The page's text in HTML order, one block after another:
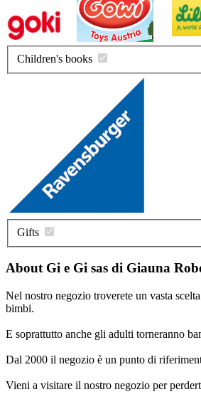
Children's books
Gifts
About Gi e Gi sas di Giauna
Nel nostro negozio troverete un vasta
bimbi.
E soprattutto anche gli adulti torneranno
Dal 2000 il negozio è un punto di
Vieni a visitare il nostro negozio per